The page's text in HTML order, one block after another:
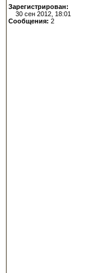
Зарегистрирован:
30 сен 2012, 18:01
Сообщения: 2